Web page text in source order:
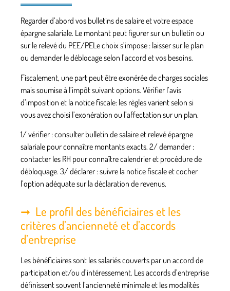
Regarder d’abord vos bulletins de salaire et votre espace
épargne salariale. Le montant peut figurer sur un bulletin ou
sur le relevé du PEE/PELe choix s’impose : laisser sur le plan
ou demander le déblocage selon l’accord et vos besoins.
Fiscalement, une part peut être exonérée de charges sociales
mais soumise à l’impôt suivant options. Vérifier l’avis
d’imposition et la notice fiscale: les règles varient selon si
vous avez choisi l’exonération ou l’affectation sur un plan.
1/vérifier : consulter bulletin de salaire et relevé épargne
salariale pour connaître montants exacts. 2/demander :
contacter les RH pour connaître calendrier et procédure de
débloquage. 3/déclarer : suivre la notice fiscale et cocher
l’option adéquate sur la déclaration de revenus.
Le profil des bénéficiaires et les
critères d’ancienneté et d’accords
d’entreprise
Les bénéficiaires sont les salariés couverts par un accord de
participation et/ou d’intéressement. Les accords d’entreprise
définissent souvent l’ancienneté minimale et les modalités